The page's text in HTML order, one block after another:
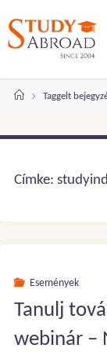
tartalomhoz
Kezdőlap
Taggelt
Címke:
Események
Tanulj
webinár –